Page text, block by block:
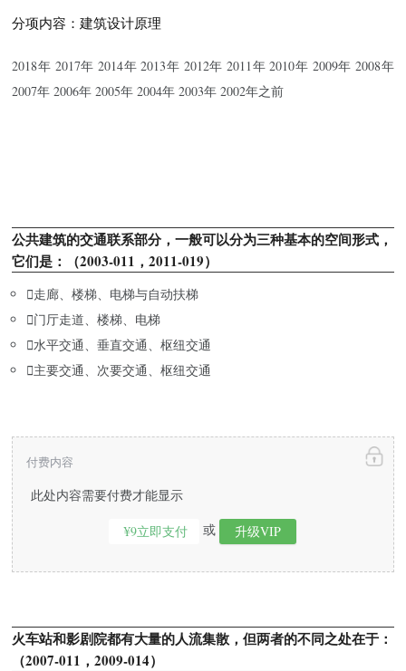
分项内容：建筑设计原理
2018年 2017年 2014年 2013年 2012年 2011年 2010年 2009年 2008年
2007年 2006年 2005年 2004年 2003年 2002年之前
公共建筑的交通联系部分，一般可以分为三种基本的空间形式，
它们是：（2003-011，2011-019）
走廊、楼梯、电梯与自动扶梯
门厅走道、楼梯、电梯
水平交通、垂直交通、枢纽交通
主要交通、次要交通、枢纽交通
此处内容需要付费才能显示
¥9立即支付 或 升级VIP
付费内容
火车站和影剧院都有大量的人流集散，但两者的不同之处在于：
（2007-011，2009-014）